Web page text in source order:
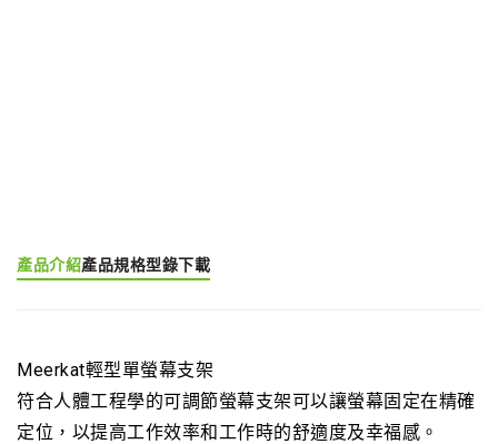
產品介紹產品規格型錄下載
Meerkat輕型單螢幕支架​
符合人體工程學的可調節螢幕支架可以讓螢幕固定在精確
定位，以提高工作效率和工作時的舒適度及幸福感。